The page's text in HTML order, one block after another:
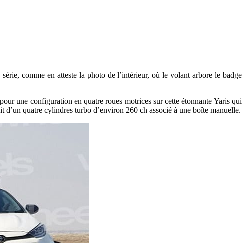
comme en atteste la photo de l’intérieur, où le volant arbore le badge
une configuration en quatre roues motrices sur cette étonnante Yaris qui
quatre cylindres turbo d’environ 260 ch associé à une boîte manuelle.